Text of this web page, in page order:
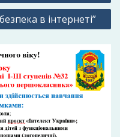
в інтернеті”